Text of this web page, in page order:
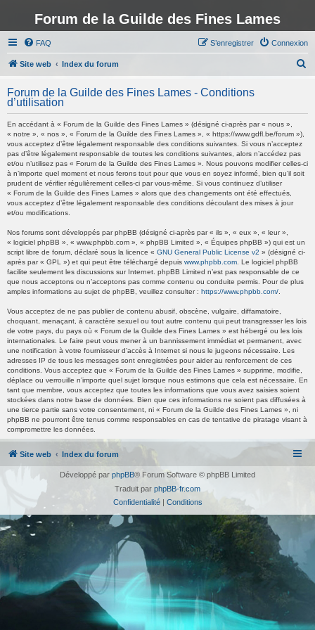
Forum de la Guilde des Fines Lames
FAQ Connexion
S’enregistrer
Site web Index du forum
h
c
Forum de la Guilde des Fines Lames - Conditions
d’utilisation
En accédant à « Forum de la Guilde des Fines Lames » (désigné ci-après par « nous »,
« notre », « nos », « Forum de la Guilde des Fines Lames », « https://www.gdfl.be/forum »),
vous acceptez d’être légalement responsable des conditions suivantes. Si vous n’acceptez
pas d’être légalement responsable de toutes les conditions suivantes, alors n’accédez pas
et/ou n’utilisez pas « Forum de la Guilde des Fines Lames ». Nous pouvons modifier celles-ci
à n’importe quel moment et nous ferons tout pour que vous en soyez informé, bien qu’il soit
prudent de vérifier régulièrement celles-ci par vous-même. Si vous continuez d’utiliser
« Forum de la Guilde des Fines Lames » alors que des changements ont été effectués,
vous acceptez d’être légalement responsable des conditions découlant des mises à jour
et/ou modifications.
Nos forums sont développés par phpBB (désigné ci-après par « ils », « eux », « leur »,
« logiciel phpBB », « www.phpbb.com », « phpBB Limited », « Équipes phpBB ») qui est un
script libre de forum, déclaré sous la licence « GNU General Public License v2 » (désigné ci-
après par « GPL ») et qui peut être téléchargé depuis www.phpbb.com . Le logiciel phpBB
facilite seulement les discussions sur Internet. phpBB Limited n’est pas responsable de ce
que nous acceptons ou n’acceptons pas comme contenu ou conduite permis. Pour de plus
amples informations au sujet de phpBB, veuillez consulter : https://www.phpbb.com/
Vous acceptez de ne pas publier de contenu abusif, obscène, vulgaire, diffamatoire,
choquant, menaçant, à caractère sexuel ou tout autre contenu qui peut transgresser les lois
de votre pays, du pays où « Forum de la Guilde des Fines Lames » est hébergé ou les lois
internationales. Le faire peut vous mener à un bannissement immédiat et permanent, avec
une notification à votre fournisseur d’accès à Internet si nous le jugeons nécessaire. Les
adresses IP de tous les messages sont enregistrées pour aider au renforcement de ces
conditions. Vous acceptez que « Forum de la Guilde des Fines Lames » supprime, modifie,
déplace ou verrouille n’importe quel sujet lorsque nous estimons que cela est nécessaire. En
tant que membre, vous acceptez que toutes les informations que vous avez saisies soient
stockées dans notre base de données. Bien que ces informations ne soient pas diffusées à
une tierce partie sans votre consentement, ni « Forum de la Guilde des Fines Lames », ni
phpBB ne pourront être tenus comme responsables en cas de tentative de piratage visant à
compromettre les données.
Site web Index du forum
Développé par phpBB® Forum Software © phpBB Limited
Traduit par phpBB-fr.com
Confidentialité| Conditions